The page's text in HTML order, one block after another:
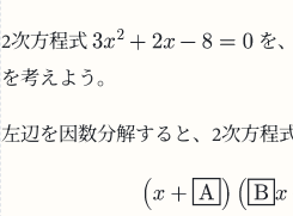
2次方程式
を
を考えよう。
左辺を因数分解すると、2次方程